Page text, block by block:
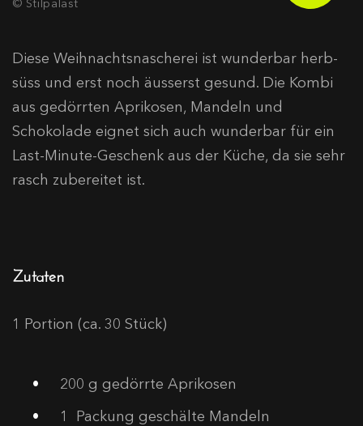
© Stilpalast
Diese Weihnachtsnascherei ist wunderbar herb-
süss und erst noch äusserst gesund. Die Kombi
aus gedörrten Aprikosen, Mandeln und
Schokolade eignet sich auch wunderbar für ein
Last-Minute-Geschenk aus der Küche, da sie sehr
rasch zubereitet ist.
Zutaten
1 Portion (ca. 30 Stück)
200 g gedörrte Aprikosen
1
Packung geschälte Mandeln